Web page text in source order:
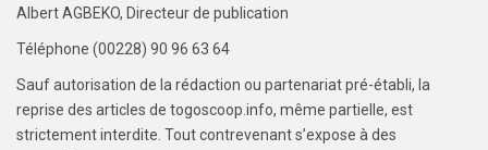
Albert AGBEKO, Directeur de publication
Téléphone (00228) 90 96 63 64
Sauf autorisation de la rédaction ou partenariat pré-établi, la
reprise des articles de togoscoop.info, même partielle, est
strictement interdite. Tout contrevenant s’expose à des